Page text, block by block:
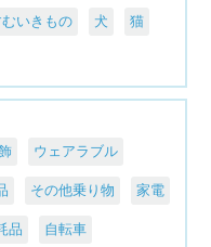
いきもの 犬 猫
ウェアラブル
その他乗り物 家電
品 自転車